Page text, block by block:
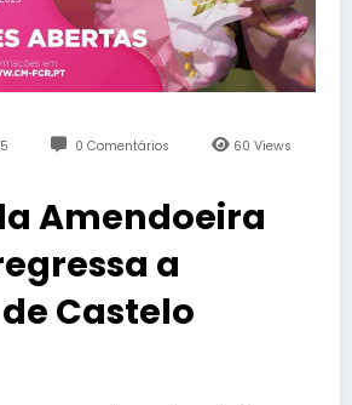
0 Comentários 60Views
Amendoeira
a
Castelo